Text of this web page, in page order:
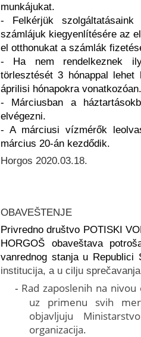
munkájukat.
- Felkérjük
számlájuk kiegyenlítésére az
el otthonukat a számlák
- Ha nem rendelkeznek
törlesztését 3 hónappal
áprilisi hónapokra vonatkozóan.
- Márciusban a
elvégezni.
- A márciusi vízmérők
március 20-án kezdődik.
Horgos 2020.03.18.
OBAVEŠTENJE
Privredno društvo POTISKI
HORGOŠ obaveštava
vanrednog stanja u
institucija, a u cilju
- Rad zaposlenih na
uz primenu svih
objavljuju
organizacija.